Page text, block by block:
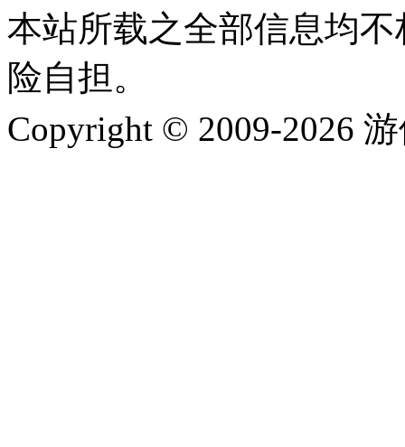
本站所载之全部信息均
险自担。
Copyright © 2009-2026